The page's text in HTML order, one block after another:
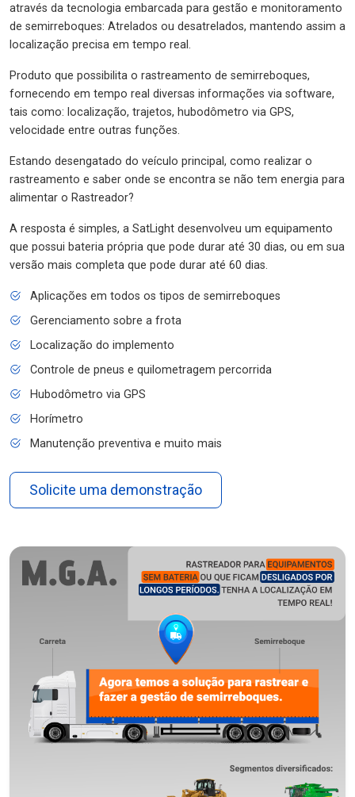
através da tecnologia embarcada para gestão e monitoramento
de semirreboques: Atrelados ou desatrelados, mantendo assim a
localização precisa em tempo real.
Produto que possibilita o rastreamento de semirreboques,
fornecendo em tempo real diversas informações via software,
tais como: localização, trajetos, hubodômetro via GPS,
velocidade entre outras funções.
Estando desengatado do veículo principal, como realizar o
rastreamento e saber onde se encontra se não tem energia para
alimentar o Rastreador?
A resposta é simples, a SatLight desenvolveu um equipamento
que possui bateria própria que pode durar até 30 dias, ou em sua
versão mais completa que pode durar até 60 dias.
Aplicações em todos os tipos de semirreboques
Gerenciamento sobre a frota
Localização do implemento
Controle de pneus e quilometragem percorrida
Hubodômetro via GPS
Horímetro
Manutenção preventiva e muito mais
Solicite uma demonstração